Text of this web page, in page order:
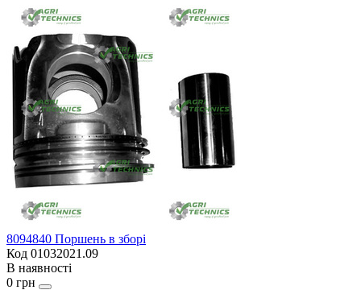
8094840 Поршень в зборі
Код 01032021.09
В наявності
0 грн